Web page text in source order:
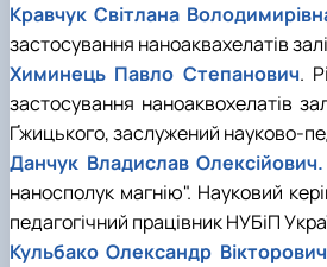
Кравчук Світлана
застосування наноаквахелатів
Химинець Павло Степанович.
застосування наноаквохелатів
Ґжицького, заслужений науково-
Данчук Владислав Олексійович.
наносполук магнію". Науковий
педагогічний працівник НУБіП
Кульбако Олександр